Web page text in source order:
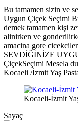
Bu tamamen sizin ve
Uygun Çiçek Seçimi
demek tamamen kişi
alinirken ve
amacina gore
SEVDİĞİNİZE
ÇiçekSeçimi Mesela
Kocaeli /İzmit Yaş
Kocaeli-İzmit
Sayaç